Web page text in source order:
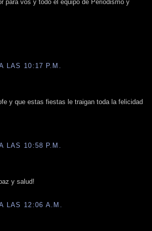
para vos y todo el equipo de Periodismo y
LAS 10:17 P.M.
y que estas fiestas le traigan toda la felicidad
LAS 10:58 P.M.
y salud!
LAS 12:06 A.M.